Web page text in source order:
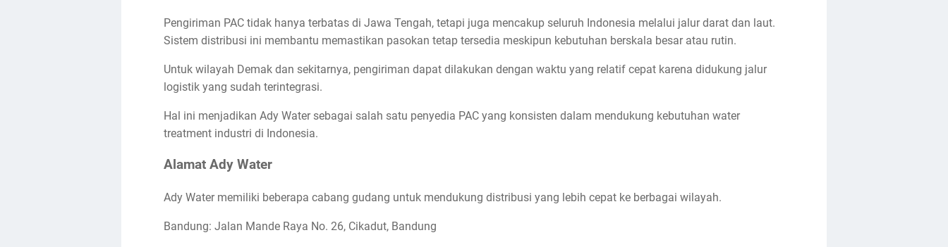
Pengiriman PAC tidak hanya terbatas di Jawa Tengah, tetapi juga mencakup seluruh Indonesia melalui jalur darat dan laut.
Sistem distribusi ini membantu memastikan pasokan tetap tersedia meskipun kebutuhan berskala besar atau rutin.
Untuk wilayah Demak dan sekitarnya, pengiriman dapat dilakukan dengan waktu yang relatif cepat karena didukung jalur
logistik yang sudah terintegrasi.
Hal ini menjadikan Ady Water sebagai salah satu penyedia PAC yang konsisten dalam mendukung kebutuhan water
treatment industri di Indonesia.
Alamat Ady Water
Ady Water memiliki beberapa cabang gudang untuk mendukung distribusi yang lebih cepat ke berbagai wilayah.
Bandung: Jalan Mande Raya No. 26, Cikadut, Bandung